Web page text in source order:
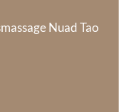
Nuad Tao